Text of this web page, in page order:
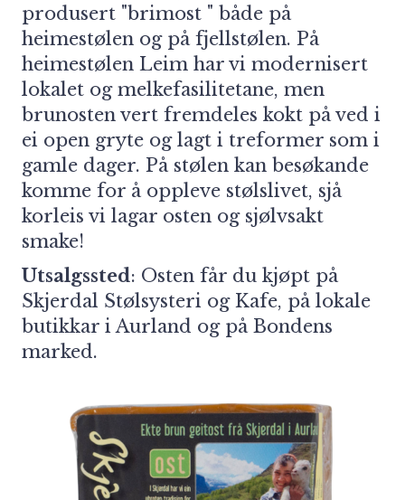
produsert "brimost " både på
heimestølen og på fjellstølen. På
heimestølen Leim har vi modernisert
lokalet og melkefasilitetane, men
brunosten vert fremdeles kokt på ved i
ei open gryte og lagt i treformer som i
gamle dager. På stølen kan besøkande
komme for å oppleve stølslivet, sjå
korleis vi lagar osten og sjølvsakt
smake!
Utsalgssted: Osten får du kjøpt på
Skjerdal Stølsysteri og Kafe, på lokale
butikkar i Aurland og på Bondens
marked.